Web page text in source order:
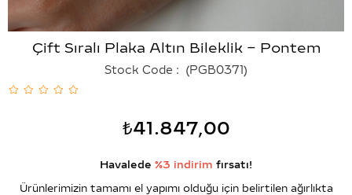
Çift Sıralı Plaka Altın Bileklik – Pontem
Stock Code (PGB0371)
₺41.847,00
Havalede %3 indirim fırsatı!
Ürünlerimizin tamamı el yapımı olduğu için belirtilen ağırlıkta